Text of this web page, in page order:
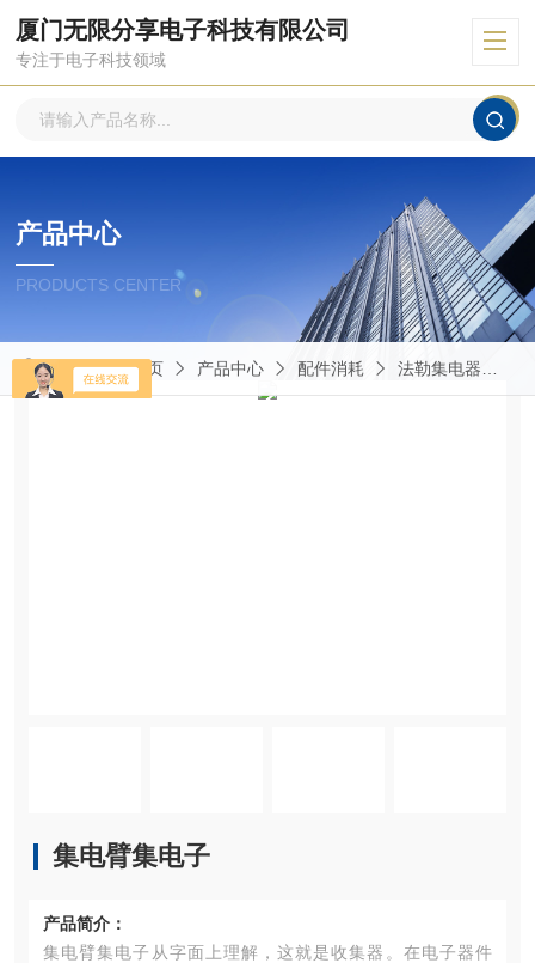
厦门无限分享电子科技有限公司
专注于电子科技领域
产品中心
PRODUCTS CENTER
当前位置：首页 产品中心 配件消耗 法勒集电器
集电臂集电子
产品简介：
集电臂集电子从字面上理解，这就是收集器。在电子器件